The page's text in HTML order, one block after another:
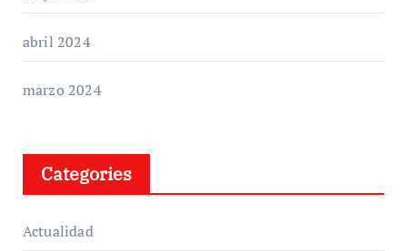
abril 2024
marzo 2024
Categories
Actualidad